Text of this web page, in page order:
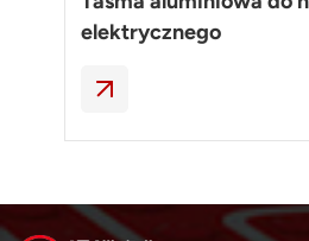
elektrycznego